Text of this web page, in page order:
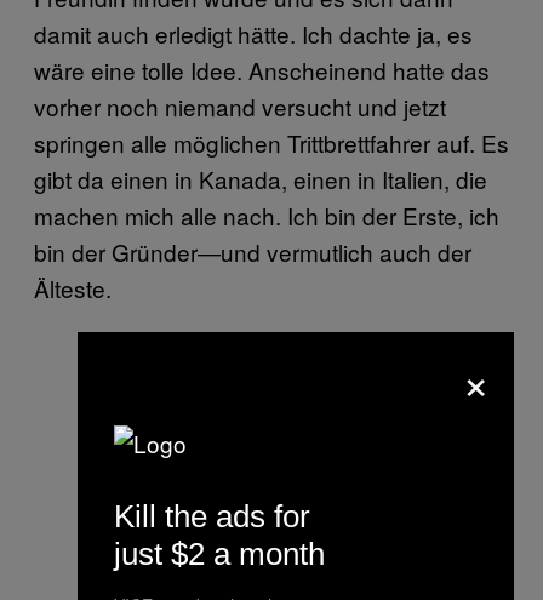
damit auch erledigt hätte. Ich dachte ja, es
wäre eine tolle Idee. Anscheinend hatte das
vorher noch niemand versucht und jetzt
springen alle möglichen Trittbrettfahrer auf. Es
gibt da einen in Kanada, einen in Italien, die
machen mich alle nach. Ich bin der Erste, ich
bin der Gründer—und vermutlich auch der
Älteste.
×
Kill the ads for
just $2 a month